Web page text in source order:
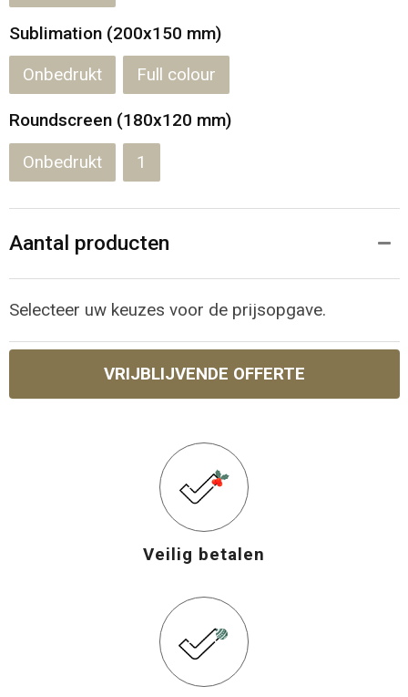
Sublimation (200x150 mm)
Onbedrukt Full colour
Roundscreen (180x120 mm)
Onbedrukt 1
Aantal producten
Selecteer uw keuzes voor de prijsopgave.
VRIJBLIJVENDE OFFERTE
Veilig betalen